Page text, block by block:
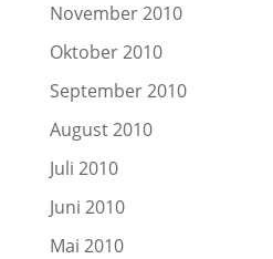
November 2010
Oktober 2010
September 2010
August 2010
Juli 2010
Juni 2010
Mai 2010